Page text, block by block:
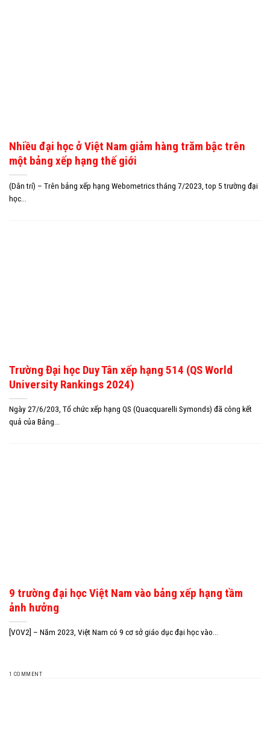
Nhiều đại học ở Việt Nam giảm hàng trăm bậc trên
một bảng xếp hạng thế giới
(Dân trí) – Trên bảng xếp hạng Webometrics tháng 7/2023, top 5 trường đại
học...
Trường Đại học Duy Tân xếp hạng 514 (QS World
University Rankings 2024)
Ngày 27/6/203, Tổ chức xếp hạng QS (Quacquarelli Symonds) đã công kết
quả của Bảng...
9 trường đại học Việt Nam vào bảng xếp hạng tầm
ảnh hưởng
[VOV2] – Năm 2023, Việt Nam có 9 cơ sở giáo dục đại học vào...
1 COMMENT